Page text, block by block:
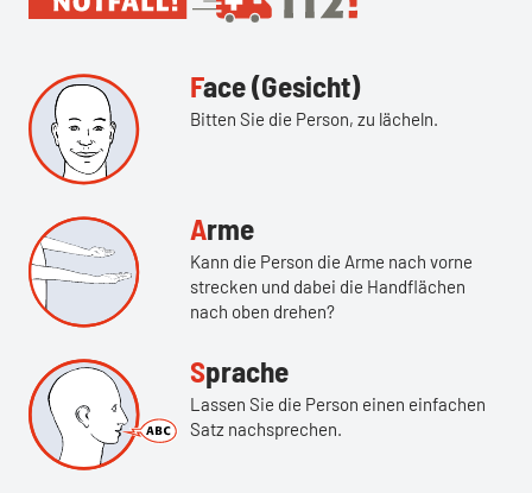
Face (Gesicht)
Bitten Sie die Person, zu lächeln.
Arme
Kann die Person die Arme nach vorne
strecken und dabei die Handflächen
nach oben drehen?
Sprache
Lassen Sie die Person einen einfachen
Satz nachsprechen.